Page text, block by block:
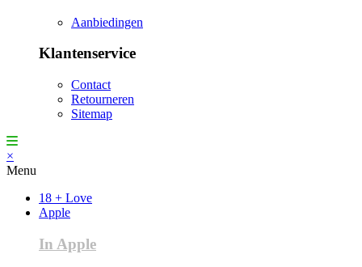
Aanbiedingen
Klantenservice
Contact
Retourneren
Sitemap
×
Menu
18 + Love
Apple
In Apple